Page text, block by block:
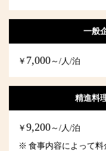
一般
￥ 7,000 ～/人/泊
精進料
￥ 9,200 ～/人/泊
※ 食事内容によって料